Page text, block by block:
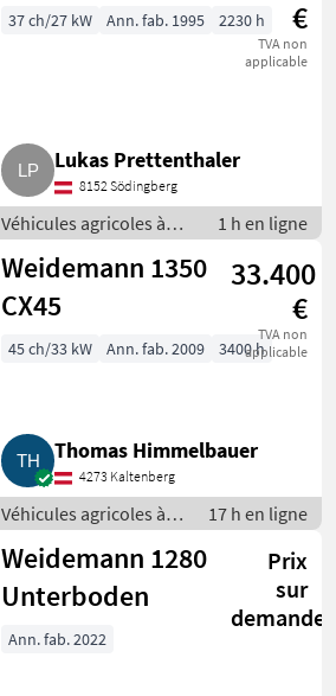
€
TVA non
applicable
37 ch/27 kW Ann. fab. 1995 2230 h
Lukas Prettenthaler
8152 Södingberg
Véhicules agricoles à
moteur / Chargeurs de
ferme
1 h en ligne
Weidemann 1350
CX45
33.400
€
TVA non
applicable
45 ch/33 kW Ann. fab. 2009 3400 h
Thomas Himmelbauer
4273 Kaltenberg
Véhicules agricoles à
moteur / Chargeurs de
ferme
17 h en ligne
Weidemann 1280
Unterboden
Prix
sur
demande
Ann. fab. 2022